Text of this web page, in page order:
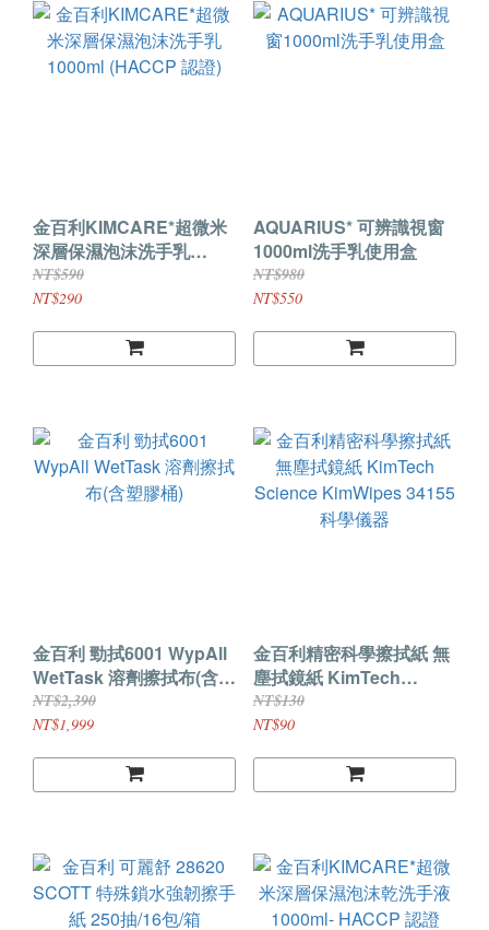
金百利KIMCARE*超微米
深層保濕泡沫洗手乳
NT$590
NT$290
AQUARIUS* 可辨識視窗
1000ml洗手乳使用盒
NT$980
NT$550
金百利 勁拭6001 WypAll
WetTask 溶劑擦拭布(含塑
膠桶)
NT$2,390
NT$1,999
金百利精密科學擦拭紙 無
塵拭鏡紙 KimTech
Science KimWipes
34155 科學儀器
NT$130
NT$90